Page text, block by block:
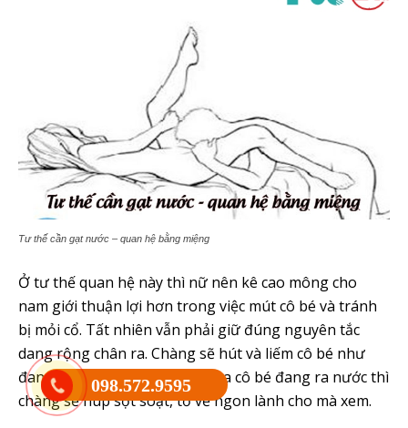
Tư thế cần gạt nước – quan hệ bằng miệng
Ở tư thế quan hệ này thì nữ nên kê cao mông cho
nam giới thuận lợi hơn trong việc mút cô bé và tránh
bị mỏi cổ. Tất nhiên vẫn phải giữ đúng nguyên tắc
dang rộng chân ra. Chàng sẽ hút và liếm cô bé như
đang hút ống hút vậy, hơn nữa cô bé đang ra nước thì
chàng sẽ húp sột soạt, tỏ vẻ ngon lành cho mà xem.
098.572.9595